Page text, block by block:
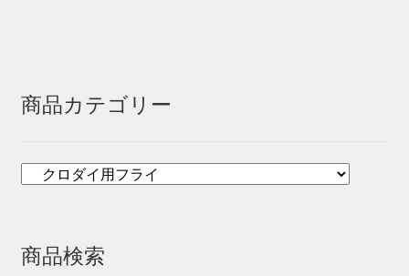
商品カテゴリー
商品検索